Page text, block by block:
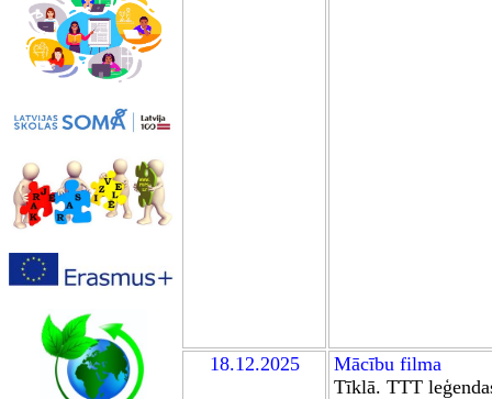
18.12.2025 Mācību filma
Tīklā. TTT